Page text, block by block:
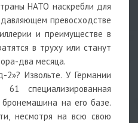
НАТО наскребли для
превосходстве
и преимуществе в
в труху или станут
два месяца.
Извольте. У Германии
специализированная
на его базе.
несмотря на всю свою